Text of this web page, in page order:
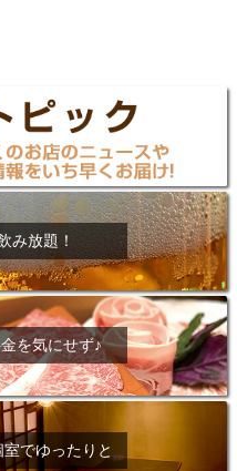
み放題！
を気にせず♪
でゆったりと